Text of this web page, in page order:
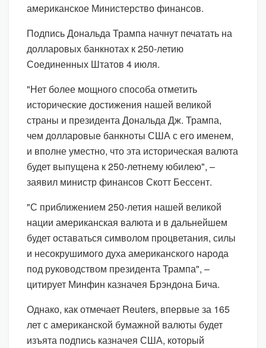
американское Министерство финансов.
Подпись Дональда Трампа начнут печатать на
долларовых банкнотах к 250-летию
Соединенных Штатов 4 июля.
"Нет более мощного способа отметить
исторические достижения нашей великой
страны и президента Дональда Дж. Трампа,
чем долларовые банкноты США с его именем,
и вполне уместно, что эта историческая валюта
будет выпущена к 250-летнему юбилею", –
заявил министр финансов Скотт Бессент.
"С приближением 250-летия нашей великой
нации американская валюта и в дальнейшем
будет оставаться символом процветания, силы
и несокрушимого духа американского народа
под руководством президента Трампа", –
цитирует Минфин казначея Брэндона Бича.
Однако, как отмечает Reuters, впервые за 165
лет с американской бумажной валюты будет
изъята подпись казначея США, который